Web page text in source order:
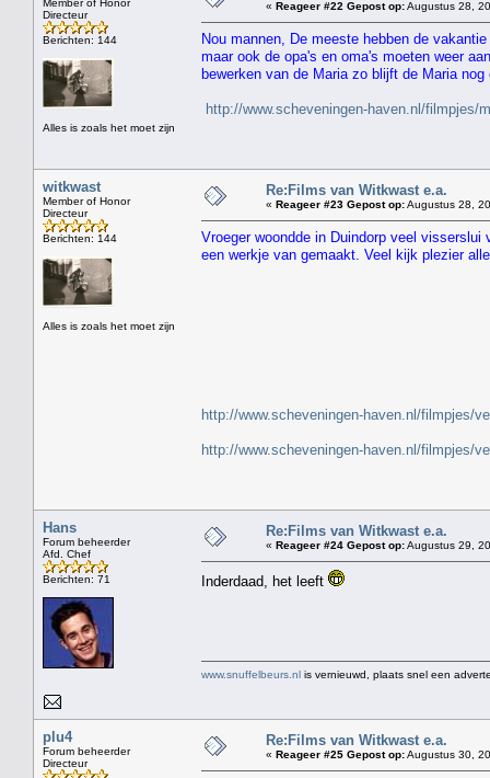
Member of Honor
Directeur
Berichten: 144
Alles is zoals het moet zijn
« Reageer #22 Gepost op:Augustus 28,
Nou mannen, De meeste hebben de
maar ook de opa's en oma's moeten weer
bewerken van de Maria zo blijft de Maria
http://www.scheveningen-haven.nl/filmpjes/
witkwast
Member of Honor
Directeur
Berichten: 144
Alles is zoals het moet zijn
Re:Films van Witkwast e.a.
« Reageer #23 Gepost op:Augustus 28,
Vroeger woondde in Duindorp veel
een werkje van gemaakt. Veel kijk plezier
http://www.scheveningen-haven.nl/filmpjes/
http://www.scheveningen-haven.nl/filmpjes/
Hans
Forum beheerder
Afd. Chef
Berichten: 71
Re:Films van Witkwast e.a.
« Reageer #24 Gepost op:Augustus 29,
Inderdaad, het leeft
www.snuffelbeurs.nl is vernieuwd, plaats snel een
plu4
Forum beheerder
Directeur
Re:Films van Witkwast e.a.
« Reageer #25 Gepost op:Augustus 30,